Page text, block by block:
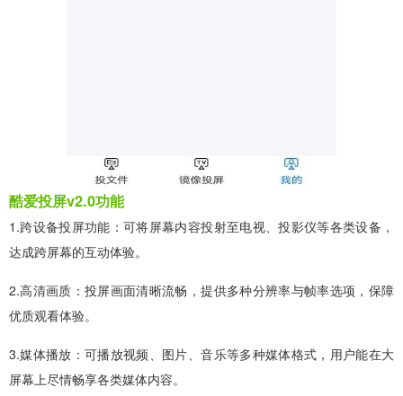
酷爱投屏v2.0功能
1.跨设备投屏功能：可将屏幕内容投射至电视、投影仪等各类设备，
达成跨屏幕的互动体验。
2.高清画质：投屏画面清晰流畅，提供多种分辨率与帧率选项，保障
优质观看体验。
3.媒体播放：可播放视频、图片、音乐等多种媒体格式，用户能在大
屏幕上尽情畅享各类媒体内容。